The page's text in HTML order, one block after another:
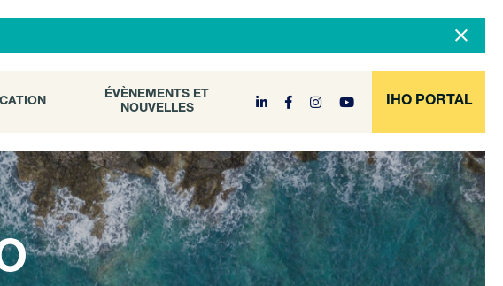
ÉVÈNEMENTS ET
NOUVELLES
IHO PORTAL
DOCUMENT
ARCHIVE